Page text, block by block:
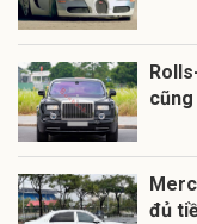
đủ